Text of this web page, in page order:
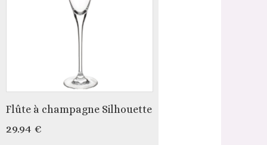
Flûte à champagne Silhouette
29.94 €